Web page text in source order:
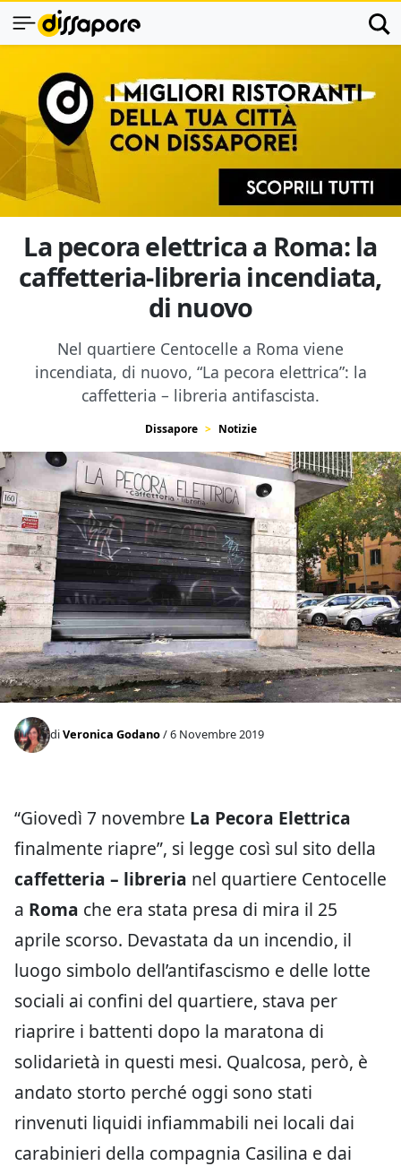
La pecora elettrica a Roma: la
caffetteria-libreria incendiata,
di nuovo
Nel quartiere Centocelle a Roma viene
incendiata, di nuovo, “La pecora elettrica”: la
caffetteria – libreria antifascista.
Dissapore Notizie
diVeronica Godano/ 6 Novembre 2019
“Giovedì 7 novembre La Pecora Elettrica
finalmente riapre”, si legge così sul sito della
caffetteria – libreria nel quartiere Centocelle
a Roma che era stata presa di mira il 25
aprile scorso. Devastata da un incendio, il
luogo simbolo dell’antifascismo e delle lotte
sociali ai confini del quartiere, stava per
riaprire i battenti dopo la maratona di
solidarietà in questi mesi. Qualcosa, però, è
andato storto perché oggi sono stati
rinvenuti liquidi infiammabili nei locali dai
carabinieri della compagnia Casilina e dai